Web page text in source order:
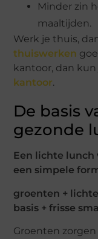
Minder zin
maaltijden.
Werk je thuis,
thuiswerken
kantoor, dan
kantoor.
De basis
gezonde
Een lichte
een simpele
groenten +
basis + frisse
Groenten